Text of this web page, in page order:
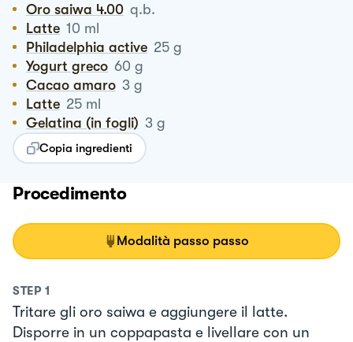
Oro saiwa 4.00 q.b.
Latte 10 ml
Philadelphia active 25 g
Yogurt greco 60 g
Cacao amaro 3 g
Latte 25 ml
Gelatina (in fogli) 3 g
Copia ingredienti
Procedimento
Modalità passo passo
STEP 1
Tritare gli oro saiwa e aggiungere il latte.
Disporre in un coppapasta e livellare con un